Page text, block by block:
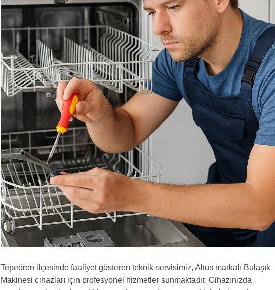
Tepeören ilçesinde faaliyet gösteren teknik servisimiz, Altus markalı Bulaşık
Makinesi cihazları için profesyonel hizmetler sunmaktadır. Cihazınızda